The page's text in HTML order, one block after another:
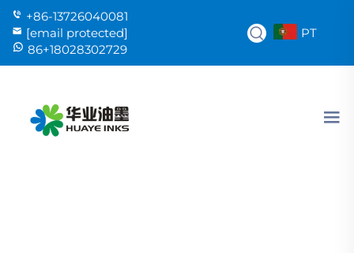
+86-13726040081
[email protected]
86+18028302729
PT